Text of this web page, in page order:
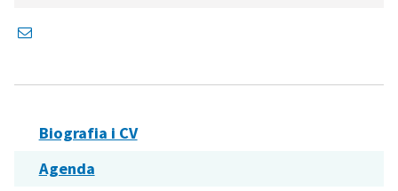
Biografia i CV
Agenda